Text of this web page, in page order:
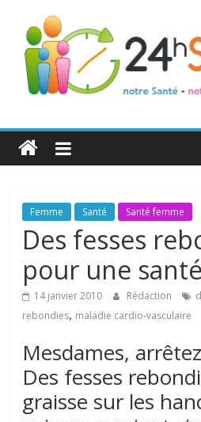
24h
Santé
La
santé
toute
famille
Femme Santé Santé femme
Des fesses
pour une
14 janvier 2010 Rédaction
rebondies, maladie cardio-vasculaire
Mesdames,
Des fesses
graisse sur les